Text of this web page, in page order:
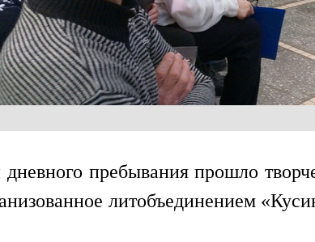
пребывания прошло
литобъединением